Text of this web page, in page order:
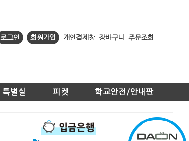
로그인 회원가입 개인결제창 장바구니 주문조회
특별실 피켓 학교안전/안내판